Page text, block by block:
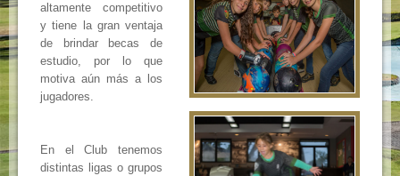
altamente competitivo
y tiene la gran ventaja
de brindar becas de
estudio, por lo que
motiva aún más a los
jugadores.
En el Club tenemos
distintas ligas o grupos